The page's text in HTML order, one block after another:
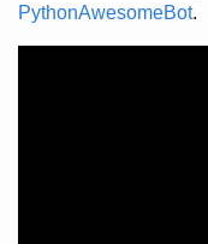
PythonAwesomeBot.